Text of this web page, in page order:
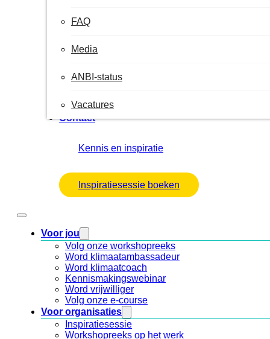
FAQ
Media
ANBI-status
Vacatures
Contact
Kennis en inspiratie
Inspiratiesessie boeken
Voor jou
Volg onze workshopreeks
Word klimaatambassadeur
Word klimaatcoach
Kennismakingswebinar
Word vrijwilliger
Volg onze e-course
Voor organisaties
Inspiratiesessie
Workshopreeks op het werk